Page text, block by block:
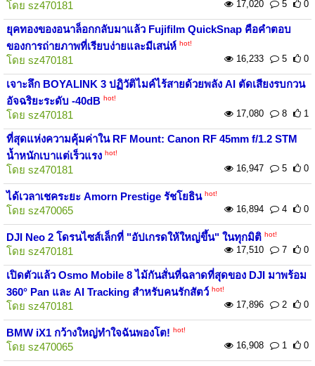
โดย sz470181 17,020 5 0
ยุคทองของอนาล็อกกลับมาแล้ว Fujifilm QuickSnap คือคำตอบ
ของการถ่ายภาพที่เรียบง่ายและมีเสน่ห์ hot!
โดย sz470181 16,233 5 0
เจาะลึก BOYALINK 3 ปฏิวัติไมค์ไร้สายด้วยพลัง AI ตัดเสียงรบกวน
อัจฉริยะระดับ -40dB hot!
โดย sz470181 17,080 8 1
ที่สุดแห่งความคุ้มค่าใน RF Mount: Canon RF 45mm f/1.2 STM
น้ำหนักเบาแต่เร็วแรง hot!
โดย sz470181 16,947 5 0
ได้เวลาเชคระยะ Amorn Prestige รัชโยธิน hot!
โดย sz470065 16,894 4 0
DJI Neo 2 โดรนไซส์เล็กที่ "อัปเกรดให้ใหญ่ขึ้น" ในทุกมิติ hot!
โดย sz470181 17,510 7 0
เปิดตัวแล้ว Osmo Mobile 8 ไม้กันสั่นที่ฉลาดที่สุดของ DJI มาพร้อม
360° Pan และ AI Tracking สำหรับคนรักสัตว์ hot!
โดย sz470181 17,896 2 0
BMW iX1 กว้างใหญ่ทำใจฉันพองโต! hot!
โดย sz470065 16,908 1 0